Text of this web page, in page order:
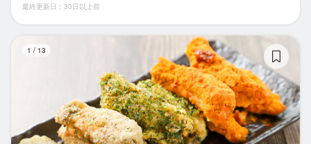
最終更新日：30日以上前
1 / 13